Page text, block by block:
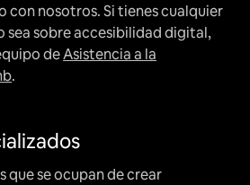
con nosotros. Si tienes cualquier
sea sobre accesibilidad digital,
deAsistencia a la
.
que se ocupan de crear